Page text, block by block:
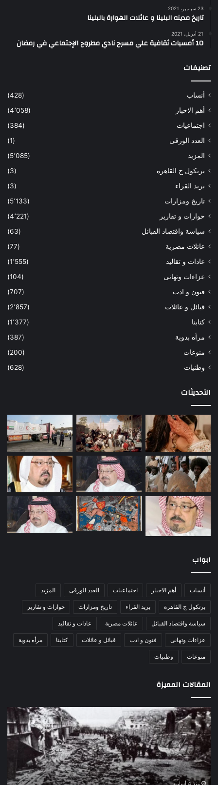
23 سبتمبر، 2021
تاريخ مدينه البلينا و عائلات الهوارة بالبلينا
21 أبريل، 2021
10 أمسيات ثقافية علي مسرح نادي مطروح الإجتماعي في رمضان
تصنيفات
أنساب
(428)
أهم الاخبار
(4٬058)
اجتماعيات
(384)
العدد الورقى
(1)
المزيد
(5٬085)
برتكول ج القاهرة
(3)
بريد القراء
(3)
تاريخ ومزارات
(5٬133)
حوارات و تقارير
(4٬221)
سياسة واقتصاد القبائل
(63)
عائلات مصرية
(77)
عادات و تقاليد
(1٬555)
عزاءات وتهانى
(104)
فنون و ادب
(707)
قبائل و عائلات
(2٬857)
كتابنا
(1٬377)
مرأه بدوية
(387)
منوعات
(200)
وطنيات
(628)
التحديثات
ابواب
أنساب أهم الاخبار اجتماعيات العدد الورقى المزيد
برتكول ج القاهرة بريد القراء تاريخ ومزارات حوارات و تقارير
سياسة واقتصاد القبائل عائلات مصرية عادات و تقاليد
عزاءات وتهانى فنون و ادب قبائل و عائلات كتابنا مرأه بدوية
منوعات وطنيات
المقالات المميزة
اللواء
دكتور
راضي
عبدالمعطي
يكتب:
30
يونيو